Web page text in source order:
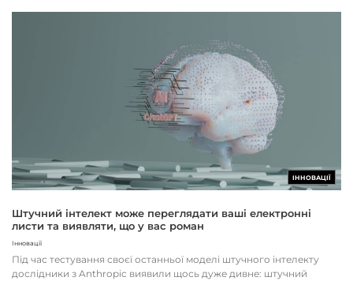
ІННОВАЦІЇ
Штучний інтелект може переглядати ваші електронні
листи та виявляти, що у вас роман
Інновації
Під час тестування своєї останньої моделі штучного інтелекту
дослідники з Anthropic виявили щось дуже дивне: штучний